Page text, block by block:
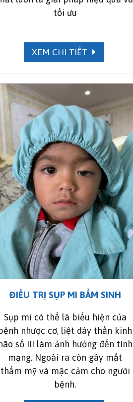
tối ưu
XEM CHI TIẾT
ĐIỀU TRỊ SỤP MI BẨM SINH
Sụp mi có thể là biểu hiện của
bệnh nhược cơ, liệt dây thần kinh
số III làm ảnh hưởng đến tính
mạng. Ngoài ra còn gây mất
thẩm mỹ và mặc cảm cho người
bệnh.